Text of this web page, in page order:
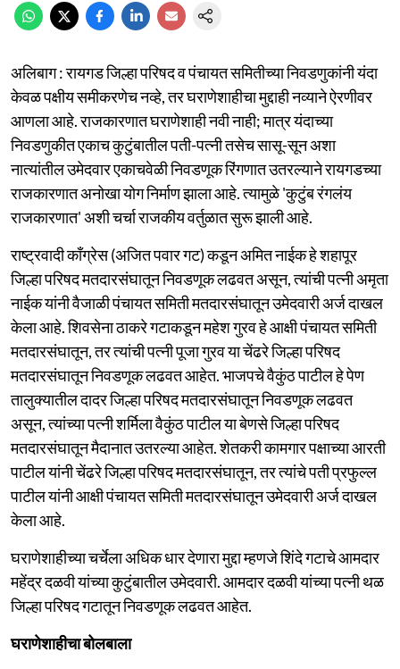
अलिबाग : रायगड जिल्हा परिषद व पंचायत समितीच्या निवडणुकांनी यंदा
केवळ पक्षीय समीकरणेच नव्हे, तर घराणेशाहीचा मुद्दाही नव्याने ऐरणीवर
आणला आहे. राजकारणात घराणेशाही नवी नाही; मात्र यंदाच्या
निवडणुकीत एकाच कुटुंबातील पती-पत्नी तसेच सासू-सून अशा
नात्यांतील उमेदवार एकाचवेळी निवडणूक रिंगणात उतरल्याने रायगडच्या
राजकारणात अनोखा योग निर्माण झाला आहे. त्यामुळे 'कुटुंब रंगलंय
राजकारणात' अशी चर्चा राजकीय वर्तुळात सुरू झाली आहे.
राष्ट्रवादी काँग्रेस (अजित पवार गट) कडून अमित नाईक हे शहापूर
जिल्हा परिषद मतदारसंघातून निवडणूक लढवत असून, त्यांची पत्नी अमृता
नाईक यांनी वैजाळी पंचायत समिती मतदारसंघातून उमेदवारी अर्ज दाखल
केला आहे. शिवसेना ठाकरे गटाकडून महेश गुरव हे आक्षी पंचायत समिती
मतदारसंघातून, तर त्यांची पत्नी पूजा गुरव या चेंढरे जिल्हा परिषद
मतदारसंघातून निवडणूक लढवत आहेत. भाजपचे वैकुंठ पाटील हे पेण
तालुक्यातील दादर जिल्हा परिषद मतदारसंघातून निवडणूक लढवत
असून, त्यांच्या पत्नी शर्मिला वैकुंठ पाटील या बेणसे जिल्हा परिषद
मतदारसंघातून मैदानात उतरल्या आहेत. शेतकरी कामगार पक्षाच्या आरती
पाटील यांनी चेंढरे जिल्हा परिषद मतदारसंघातून, तर त्यांचे पती प्रफुल्ल
पाटील यांनी आक्षी पंचायत समिती मतदारसंघातून उमेदवारी अर्ज दाखल
केला आहे.
घराणेशाहीच्या चर्चेला अधिक धार देणारा मुद्दा म्हणजे शिंदे गटाचे आमदार
महेंद्र दळवी यांच्या कुटुंबातील उमेदवारी. आमदार दळवी यांच्या पत्नी थळ
जिल्हा परिषद गटातून निवडणूक लढवत आहेत.
घराणेशाहीचा बोलबाला